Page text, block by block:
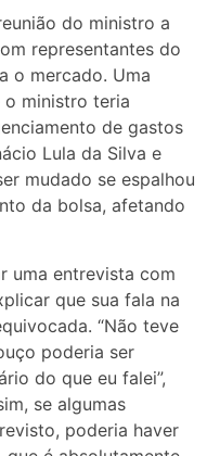
do ministro a
representantes do
o mercado. Uma
o ministro teria
de gastos
Lula da Silva e
mudado se espalhou
da bolsa, afetando
uma entrevista com
que sua fala na
“Não teve
poderia ser
do que eu falei”,
se algumas
poderia haver